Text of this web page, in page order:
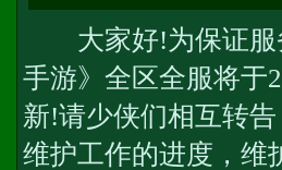
大家好!为保证服
手游》全区全服将于
新!请少侠们相互转
维护工作的进度，维